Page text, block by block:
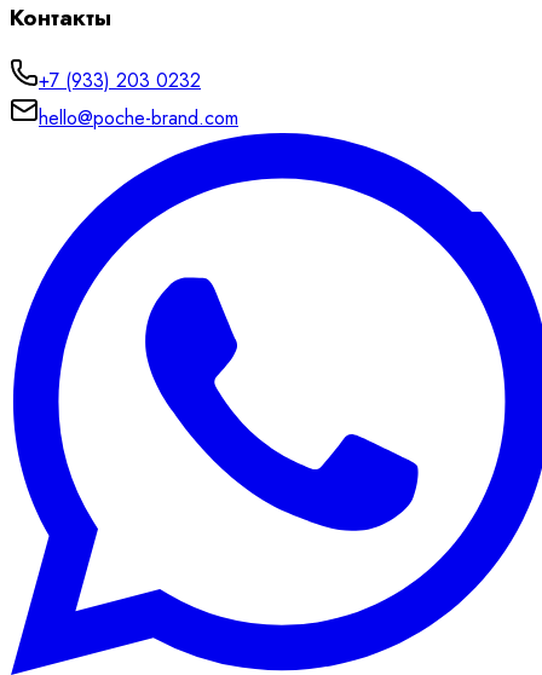
Контакты
+7 (933) 203 0232
hello@poche-brand.com